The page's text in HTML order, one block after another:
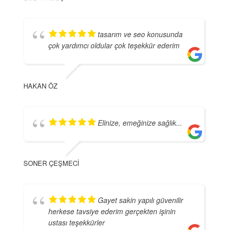
tasarım ve seo konusunda
çok yardımcı oldular çok teşekkür ederim
HAKAN ÖZ
Elinize, emeğinize sağlık...
SONER ÇEŞMECI
Gayet sakin yapılı güvenilir
herkese tavsiye ederim gerçekten işinin
ustası teşekkürler